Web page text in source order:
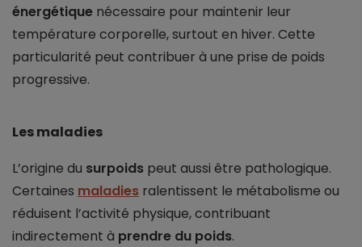
énergétique nécessaire pour maintenir leur
température corporelle, surtout en hiver. Cette
particularité peut contribuer à une prise de poids
progressive.
Les maladies
L’origine du surpoids peut aussi être pathologique.
Certaines maladies ralentissent le métabolisme ou
réduisent l’activité physique, contribuant
indirectement à prendre du poids.